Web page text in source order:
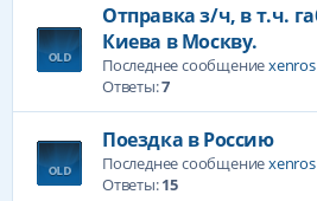
Отправка з/ч, в т.ч.
Киева в Москву.
Последнее сообщениеxenros
Ответы:7
Поездка в Россию
Последнее сообщениеxenros
Ответы:15